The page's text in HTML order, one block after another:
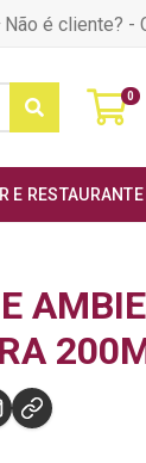
Não é cliente? -
0
E RESTAURANTE